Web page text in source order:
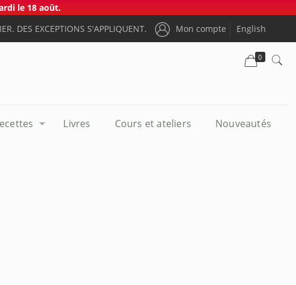
le 18 août.
DES EXCEPTIONS S'APPLIQUENT.
Mon compte English
Livres Cours et ateliers Nouveautés
0